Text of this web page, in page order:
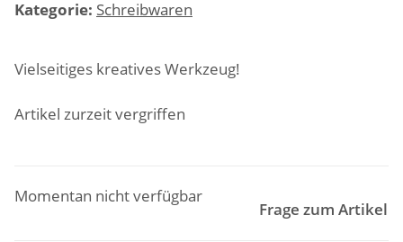
Kategorie: Schreibwaren
Vielseitiges kreatives Werkzeug!
Artikel zurzeit vergriffen
Momentan nicht verfügbar
Frage zum Artikel